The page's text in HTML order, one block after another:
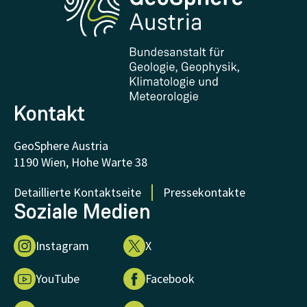
Downloads
Zertifikate und Auszeichnungen
FAQ - Häufig gestellte Fragen
Forschung unterstützen
Kontakt
GeoSphere Austria
1190 Wien, Hohe Warte 38
Detaillierte Kontaktseite
Pressekontakte
Soziale Medien
Instagram X
YouTube Facebook